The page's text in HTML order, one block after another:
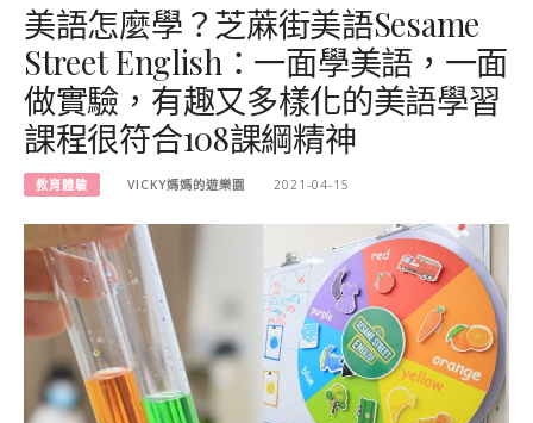
美語怎麼學？芝蔴街美語Sesame
Street English：一面學美語，一面
做實驗，有趣又多樣化的美語學習
課程很符合108課綱精神
教育體驗 VICKY媽媽的遊樂園 2021-04-15